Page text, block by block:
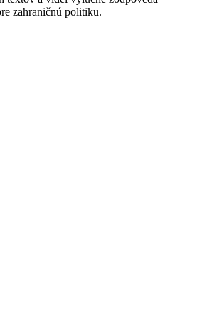
zahraničnú politiku.